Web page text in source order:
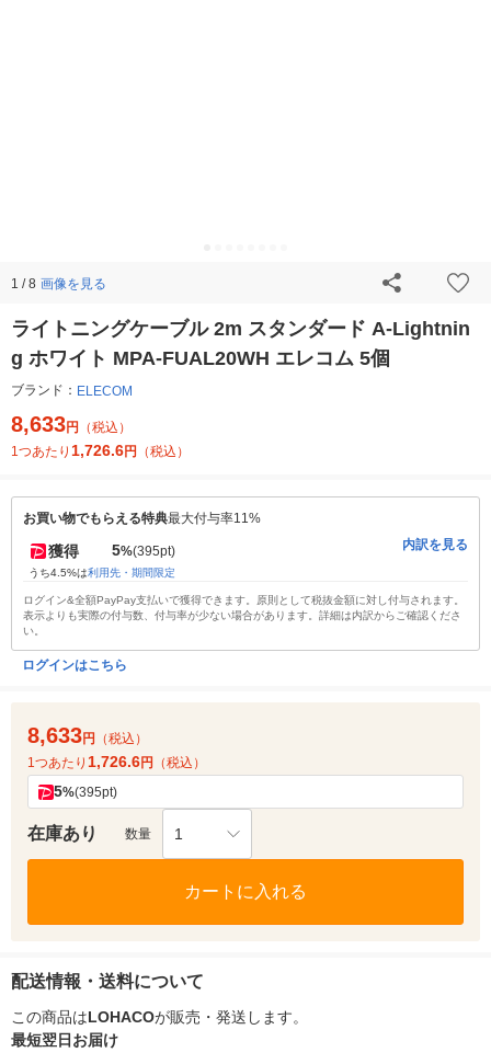
1 / 8 画像を見る
ライトニングケーブル 2m スタンダード A-Lightnin
g ホワイト MPA-FUAL20WH エレコム 5個
ブランド： ELECOM
8,633円
（税込）
1つあたり 1,726.6円 （税込）
お買い物でもらえる特典最大付与率11%
獲得 5%(395pt)
うち4.5%は利用先・期間限定
内訳を見る
ログイン&全額PayPay支払いで獲得できます。原則として税抜金額に対し付与されます。
表示よりも実際の付与数、付与率が少ない場合があります。詳細は内訳からご確認くださ
い。
ログインはこちら
8,633円
（税込）
1つあたり 1,726.6円 （税込）
5%(395pt)
在庫あり 数量 1
カートに入れる
配送情報・送料について
この商品はLOHACOが販売・発送します。
最短翌日お届け